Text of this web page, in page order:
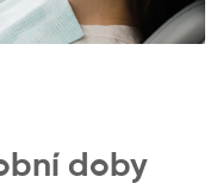
doby